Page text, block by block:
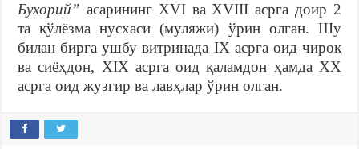
Бухорий” асарининг XVI ва XVIII асрга доир 2
та қўлёзма нусхаси (муляжи) ўрин олган. Шу
билан бирга ушбу витринада IX асрга оид чироқ
ва сиёҳдон, XIX асрга оид қаламдон ҳамда XX
асрга оид жузгир ва лавҳлар ўрин олган.